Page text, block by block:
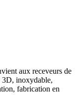
aux receveurs de
3D, inoxydable,
fabrication en